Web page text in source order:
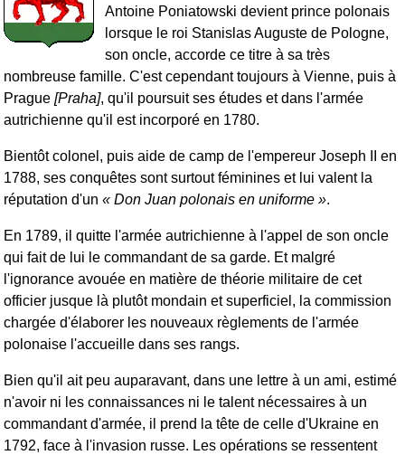
Antoine Poniatowski devient prince polonais
lorsque le roi Stanislas Auguste de Pologne,
son oncle, accorde ce titre à sa très
nombreuse famille. C'est cependant toujours à Vienne, puis à
Prague [Praha], qu'il poursuit ses études et dans l'armée
autrichienne qu'il est incorporé en 1780.
Bientôt colonel, puis aide de camp de l'empereur Joseph II en
1788, ses conquêtes sont surtout féminines et lui valent la
réputation d'un
Don Juan polonais en uniforme .
En 1789, il quitte l'armée autrichienne à l'appel de son oncle
qui fait de lui le commandant de sa garde. Et malgré
l'ignorance avouée en matière de théorie militaire de cet
officier jusque là plutôt mondain et superficiel, la commission
chargée d'élaborer les nouveaux règlements de l'armée
polonaise l'accueille dans ses rangs.
Bien qu'il ait peu auparavant, dans une lettre à un ami, estimé
n'avoir ni les connaissances ni le talent nécessaires à un
commandant d'armée, il prend la tête de celle d'Ukraine en
1792, face à l'invasion russe. Les opérations se ressentent